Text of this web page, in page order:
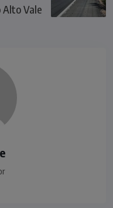
Alto Vale